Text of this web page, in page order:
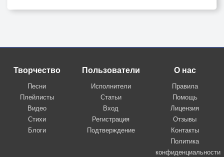
Творчество
Песни
Плейлисты
Видео
Стихи
Блоги
Пользователи
Исполнители
Статьи
Вход
Регистрация
Подтверждение
О нас
Правила
Помощь
Лицензия
Отзывы
Контакты
Политика
конфиденциальности